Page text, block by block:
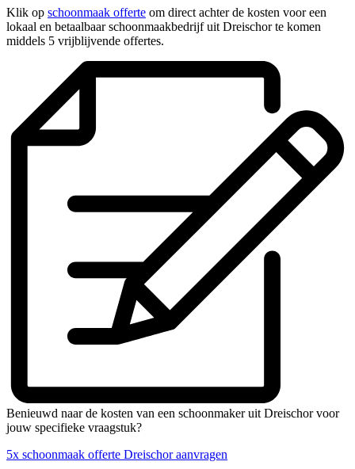
Klik op schoonmaak offerte om direct achter de kosten voor een
lokaal en betaalbaar schoonmaakbedrijf uit Dreischor te komen
middels 5 vrijblijvende offertes.
Benieuwd naar de kosten van een schoonmaker uit Dreischor voor
jouw specifieke vraagstuk?
5x schoonmaak offerte Dreischor aanvragen